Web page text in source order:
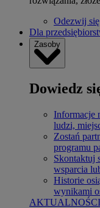
Odezwij
Dla
Zasoby
Dowiedz
Informacje
ludzi,
Zostań
programu
Skontaktuj
wsparcia
Historie
wynikami
AKTUALNOŚCI